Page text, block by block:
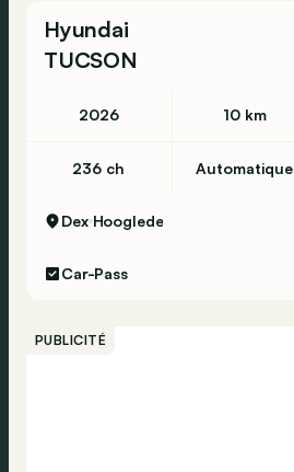
Hyundai
TUCSON
2026 10 km
236 ch Automatique
Dex Hooglede
Car-Pass
PUBLICITÉ